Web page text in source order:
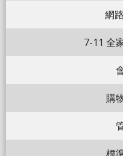
網
7-11 全
購